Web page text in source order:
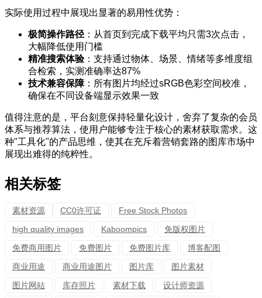
实际使用过程中展现出显著的易用性优势：
极简操作路径：从首页到完成下载平均只需3次点击，
大幅降低使用门槛
精准搜索体验：支持通过物体、场景、情绪等多维度组
合检索，实测准确率达87%
技术兼容保障：所有图片均经过sRGB色彩空间校准，
确保在不同设备端显示效果一致
值得注意的是，平台刻意保持轻量化设计，舍弃了复杂的会员
体系与推荐算法，使用户能够专注于核心的素材获取需求。这
种"工具化"的产品思维，使其在充斥着营销套路的图库市场中
展现出难得的纯粹性。
相关标签
素材资源 CC0许可证
Free Stock Photos
high quality images
Kaboompics
免版权图片
免费商用图片
免费图片 免费图片库
博客配图
商业用途
商业用途图片 图片库
图片素材
图片网站
库存照片 素材下载
设计师资源